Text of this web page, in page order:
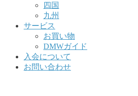
四国
九州
サービス
お買い物
DMWガイド
入会について
お問い合わせ